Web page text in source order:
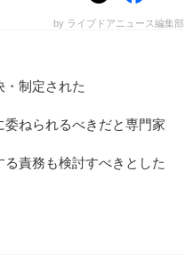
by ライブドアニュース編集部
制定された
ねられるべきだと専門家
責務も検討すべきとした